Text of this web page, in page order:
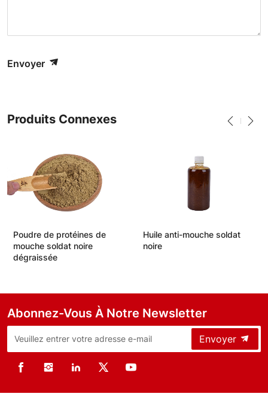
Envoyer
Produits Connexes
Poudre de protéines de
mouche soldat noire
dégraissée
Huile anti-mouche soldat
noire
Abonnez-Vous À Notre Newsletter
Envoyer